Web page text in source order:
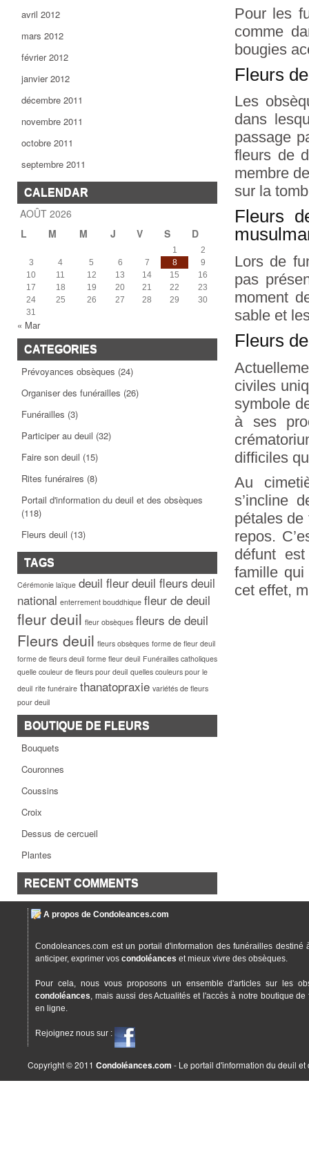
avril 2012
mars 2012
février 2012
janvier 2012
décembre 2011
novembre 2011
octobre 2011
septembre 2011
CALENDAR
AOÛT 2026
L
M M J V S D
1
2
3
4 5 6 7 8
9
10
11 12 13 14 15
16
17
18 19 20 21 22
23
24
25 26 27 28 29
30
31
« Mar
CATEGORIES
Prévoyances obsèques (24)
Organiser des funérailles (26)
Funérailles (3)
Participer au deuil (32)
Faire son deuil (15)
Rites funéraires (8)
Portail d'information du deuil et des obsèques
(118)
Fleurs deuil (13)
TAGS
Cérémonie laïque deuil fleurdeuil fleurs deuil
national enterrement bouddhique fleur de deuil
fleur deuil fleur obsèques fleurs de deuil
Fleurs deuil fleurs obsèques forme de fleur deuil
forme de fleurs deuil forme fleur deuil Funérailles catholiques
quelle couleur de fleurs pour deuil quelles couleurs pour le
deuil rite funéraire thanatopraxie variétés de fleurs
pour deuil
BOUTIQUE DE FLEURS
Bouquets
Couronnes
Coussins
Croix
Dessus de cercueil
Plantes
RECENT COMMENTS
Pour les
comme
bougies
Fleurs
Les
dans
passage
fleurs de
membre
sur la
Fleurs
Lors de
pas
moment
sable et
Fleurs
civiles
symbole
à ses
difficiles
Au
s’incline
pétales de
repos.
défunt
famille
cet effet,
A propos de Condoleances.com
Condoleances.com est un portail d'information des funérailles destiné
anticiper, exprimer vos condoléances et mieux vivre des obsèques.
Pour cela, nous vous proposons un ensemble d'articles sur les
condoléances, mais aussi des Actualités et l'accès à notre boutique
en ligne.
Rejoignez nous sur :
Copyright © 2011 Condoléances.com - Le portail d'information du deuil et